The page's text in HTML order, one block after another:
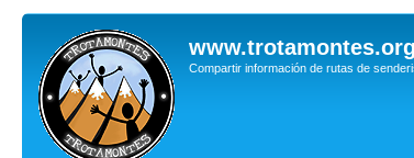
www.trotamontes.org
Compartir información de rutas de